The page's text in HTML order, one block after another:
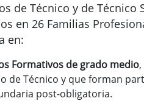
de Técnico y de Técnico
en 26 Familias
en:
Formativos de grado medio
de Técnico y que forman
post-obligatoria.